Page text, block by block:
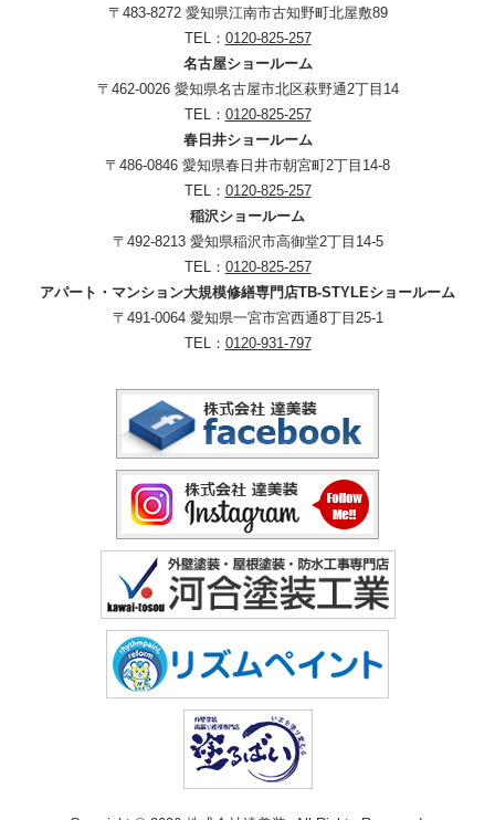
〒483-8272 愛知県江南市古知野町北屋敷89
TEL： 0120-825-257
名古屋ショールーム
〒462-0026 愛知県名古屋市北区萩野通2丁目14
TEL： 0120-825-257
春日井ショールーム
〒486-0846 愛知県春日井市朝宮町2丁目14-8
TEL： 0120-825-257
稲沢ショールーム
〒492-8213 愛知県稲沢市高御堂2丁目14-5
TEL： 0120-825-257
アパート・マンション大規模修繕専門店TB-STYLEショールーム
〒491-0064 愛知県一宮市宮西通8丁目25-1
TEL： 0120-931-797